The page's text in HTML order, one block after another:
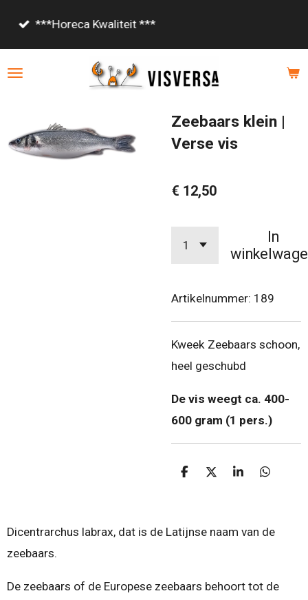
de
Vanaf €85,- gratis bezorgd!
Zeebaars klein |
Verse vis
€ 12,50
In
Artikelnummer: 189
Kweek Zeebaars schoon,
heel geschubd
De vis weegt ca. 400-
600 gram (1 pers.)
D
n
D
S
e
D
n
Dicentrarchus labrax, dat is de Latijnse naam van de
zeebaars.
De zeebaars of de Europese zeebaars behoort tot de